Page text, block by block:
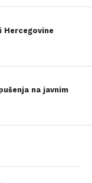
Hercegovine
na javnim